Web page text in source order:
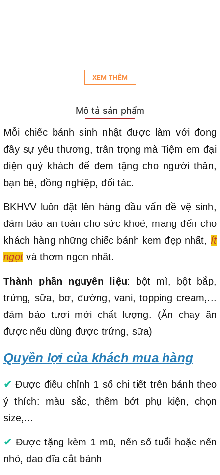
XEM THÊM
Mô tả sản phẩm
Mỗi chiếc bánh sinh nhật được làm với đong
đầy sự yêu thương, trân trọng mà Tiệm em đại
diện quý khách để đem tặng cho người thân,
bạn bè, đồng nghiệp, đối tác.
BKHVV luôn đặt lên hàng đầu vấn đề vệ sinh,
đảm bảo an toàn cho sức khoẻ, mang đến cho
khách hàng những chiếc bánh kem đẹp nhất, ít
ngọtvà thơm ngon nhất.
Thành phần nguyên liệu: bột mì, bột bắp,
trứng, sữa, bơ, đường, vani, topping cream,...
đảm bảo tươi mới chất lượng. (Ăn chay ăn
được nếu dùng được trứng, sữa)
Quyền lợi của khách mua hàng
✔ Được điều chỉnh 1 số chi tiết trên bánh theo
ý thích: màu sắc, thêm bớt phụ kiện, chọn
size,...
✔ Được tặng kèm 1 mũ, nến số tuổi hoặc nến
nhỏ, dao đĩa cắt bánh